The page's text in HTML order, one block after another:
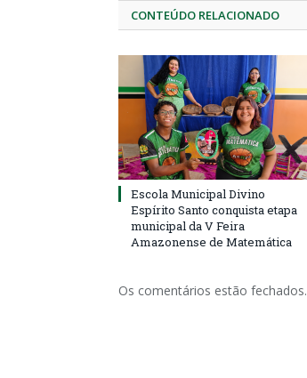
CONTEÚDO RELACIONADO
Escola Municipal Divino
Espírito Santo conquista etapa
municipal da V Feira
Amazonense de Matemática
Os comentários estão fechados.